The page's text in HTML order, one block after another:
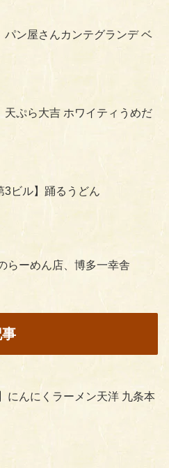
パン屋さんカンテグランデ ベ
天ぷら大吉 ホワイティうめだ
3ビル】踊るうどん
らーめん店、博多一幸舎
にんにくラーメン天洋 九条本